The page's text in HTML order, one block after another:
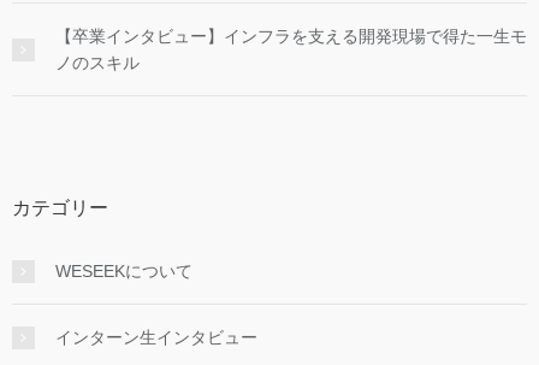
【卒業インタビュー】インフラを支える開発現場で得た一生モ
ノのスキル
カテゴリー
WESEEKについて
インターン生インタビュー